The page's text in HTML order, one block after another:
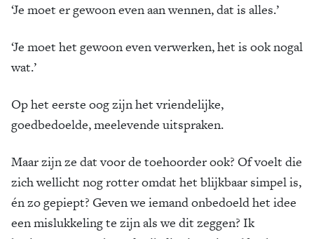
‘Je moet er gewoon even aan wennen, dat is alles.’
‘Je moet het gewoon even verwerken, het is ook nogal
wat.’
Op het eerste oog zijn het vriendelijke,
goedbedoelde, meelevende uitspraken.
Maar zijn ze dat voor de toehoorder ook? Of voelt die
zich wellicht nog rotter omdat het blijkbaar simpel is,
én zo gepiept? Geven we iemand onbedoeld het idee
een mislukkeling te zijn als we dit zeggen? Ik